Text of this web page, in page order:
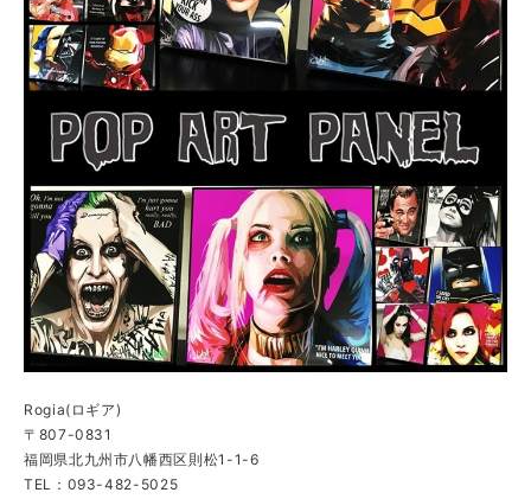
Rogia(ロギア)
〒807-0831
福岡県北九州市八幡西区則松1-1-6
TEL：093-482-5025